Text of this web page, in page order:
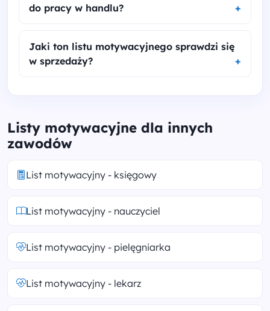
do pracy w handlu?
Jaki ton listu motywacyjnego sprawdzi się
w sprzedaży?
Listy motywacyjne dla innych
zawodów
List motywacyjny - księgowy
List motywacyjny - nauczyciel
List motywacyjny - pielęgniarka
List motywacyjny - lekarz